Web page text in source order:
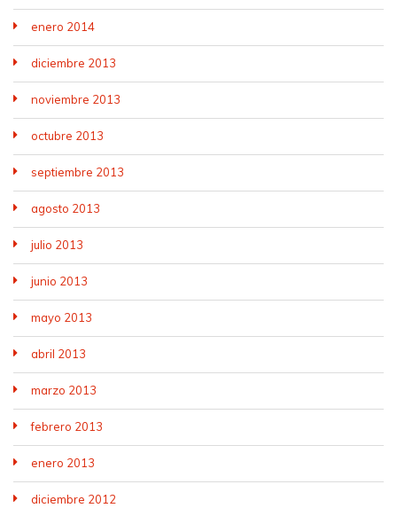
enero 2014
diciembre 2013
noviembre 2013
octubre 2013
septiembre 2013
agosto 2013
julio 2013
junio 2013
mayo 2013
abril 2013
marzo 2013
febrero 2013
enero 2013
diciembre 2012